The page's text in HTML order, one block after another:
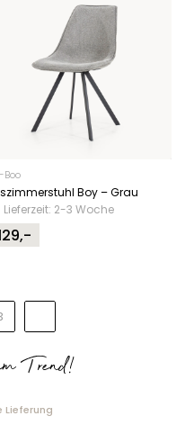
Boo
Boy – Grau
Lieferzeit: 2-3 Woche
Trend!
Lieferung